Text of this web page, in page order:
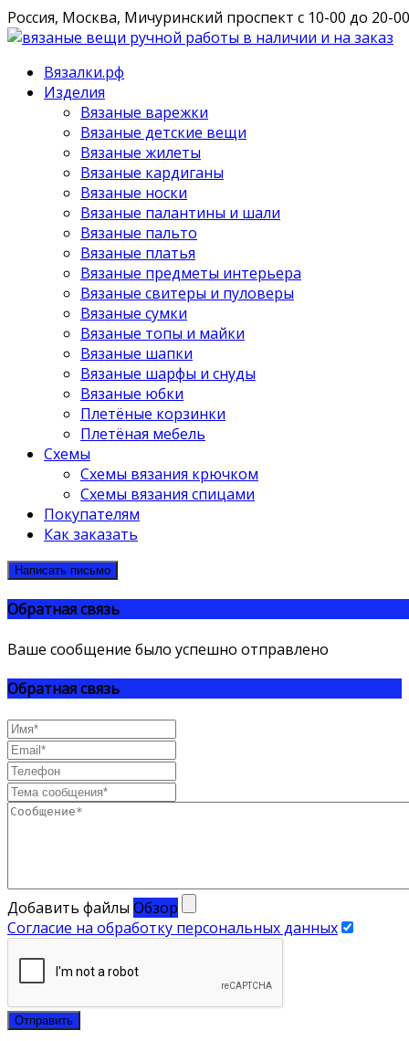
Россия, Москва, Мичуринский проспект с 10-00 до 20-00
Вязалки.рф
Изделия
Вязаные варежки
Вязаные детские вещи
Вязаные жилеты
Вязаные кардиганы
Вязаные носки
Вязаные палантины и шали
Вязаные пальто
Вязаные платья
Вязаные предметы интерьера
Вязаные свитеры и пуловеры
Вязаные сумки
Вязаные топы и майки
Вязаные шапки
Вязаные шарфы и снуды
Вязаные юбки
Плетёные корзинки
Плетёная мебель
Схемы
Схемы вязания крючком
Схемы вязания спицами
Покупателям
Как заказать
Написать письмо
Обратная связь
Ваше сообщение было успешно отправлено
Обратная связь
Добавить файлы Обзор
Согласие на обработку персональных данных
Отправить